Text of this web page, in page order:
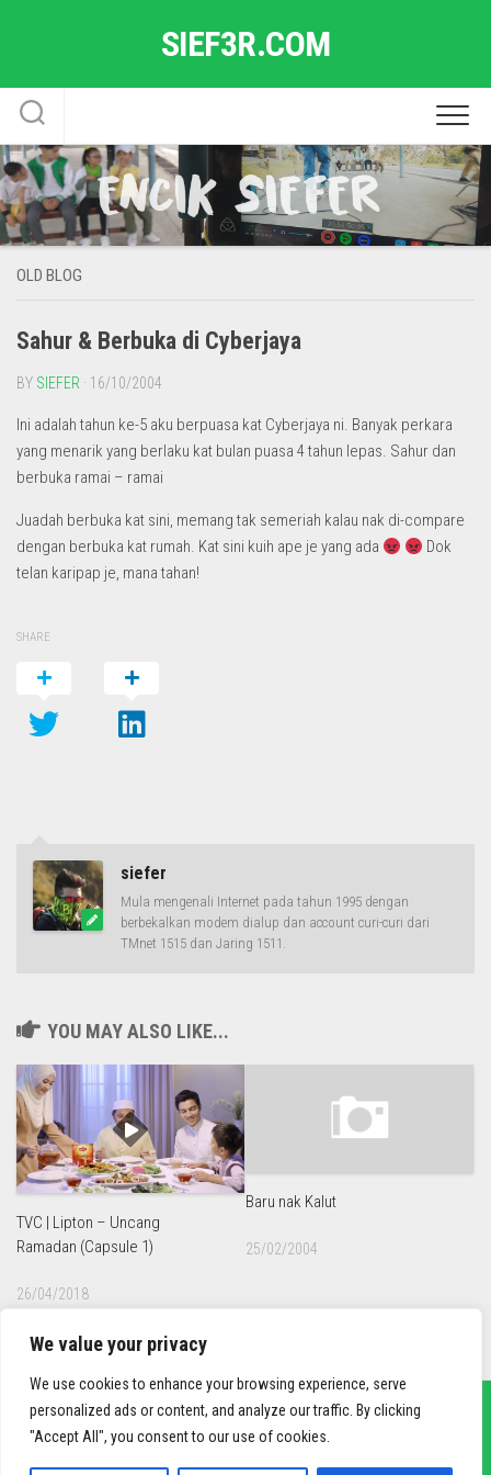
We value your privacy
We use cookies to enhance your browsing experience, serve
personalized ads or content, and analyze our traffic. By clicking
"Accept All", you consent to our use of cookies.
SIEF3R.COM
OLD BLOG
Sahur & Berbuka di Cyberjaya
BY SIEFER · 16/10/2004
Ini adalah tahun ke-5 aku berpuasa kat Cyberjaya ni. Banyak perkara
yang menarik yang berlaku kat bulan puasa 4 tahun lepas. Sahur dan
berbuka ramai – ramai
Juadah berbuka kat sini, memang tak semeriah kalau nak di-compare
dengan berbuka kat rumah. Kat sini kuih ape je yang ada
Dok
telan karipap je, mana tahan!
SHARE
siefer
Mula mengenali Internet pada tahun 1995 dengan
berbekalkan modem dialup dan account curi-curi dari
TMnet 1515 dan Jaring 1511.
YOU MAY ALSO LIKE...
TVC | Lipton – Uncang
Ramadan (Capsule 1)
26/04/2018
Baru nak Kalut
25/02/2004
sief3r.com